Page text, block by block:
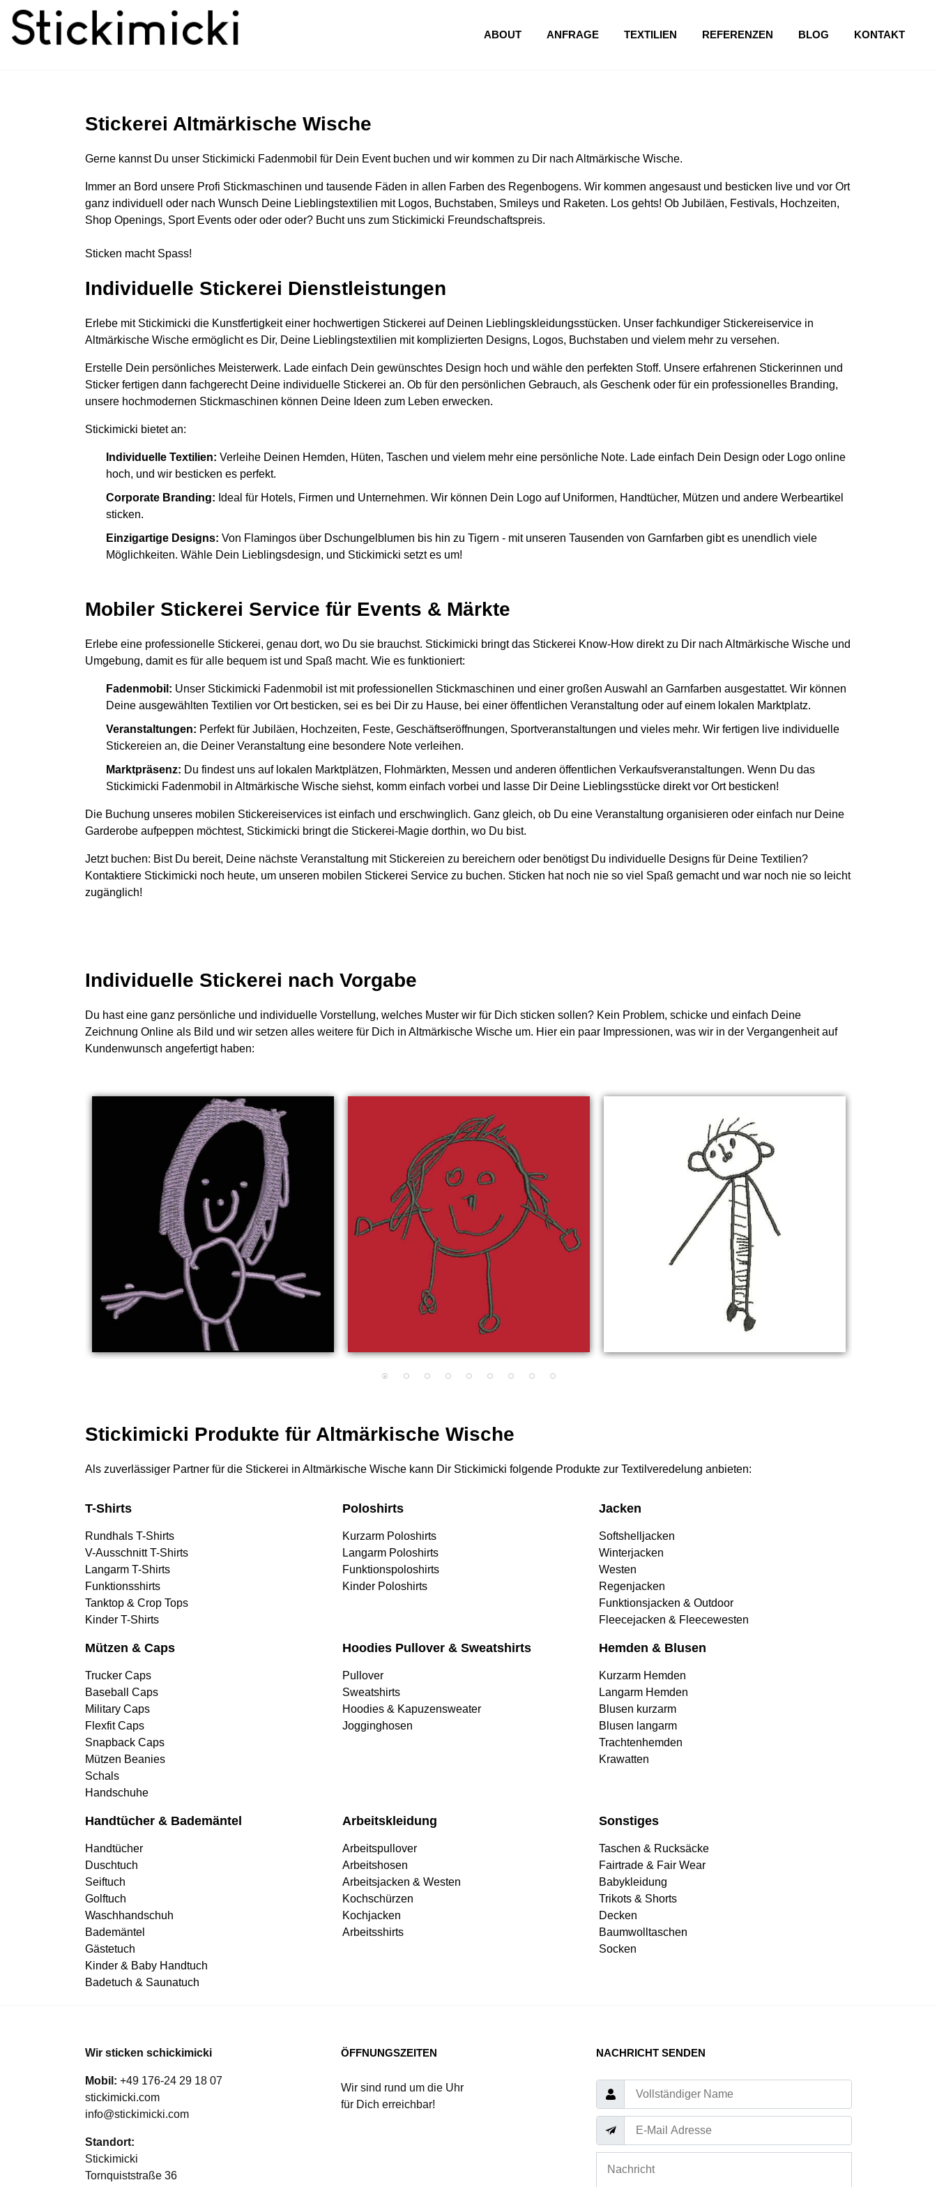
ABOUT ANFRAGE TEXTILIEN REFERENZEN BLOG KONTAKT
Stickerei Altmärkische Wische
Gerne kannst Du unser Stickimicki Fadenmobil für Dein Event buchen und wir kommen zu Dir nach Altmärkische Wische.
Immer an Bord unsere Profi Stickmaschinen und tausende Fäden in allen Farben des Regenbogens. Wir kommen angesaust und besticken live und vor Ort
ganz individuell oder nach Wunsch Deine Lieblingstextilien mit Logos, Buchstaben, Smileys und Raketen. Los gehts! Ob Jubiläen, Festivals, Hochzeiten,
Shop Openings, Sport Events oder oder oder? Bucht uns zum Stickimicki Freundschaftspreis.
Sticken macht Spass!
Individuelle Stickerei Dienstleistungen
Erlebe mit Stickimicki die Kunstfertigkeit einer hochwertigen Stickerei auf Deinen Lieblingskleidungsstücken. Unser fachkundiger Stickereiservice in
Altmärkische Wische ermöglicht es Dir, Deine Lieblingstextilien mit komplizierten Designs, Logos, Buchstaben und vielem mehr zu versehen.
Erstelle Dein persönliches Meisterwerk. Lade einfach Dein gewünschtes Design hoch und wähle den perfekten Stoff. Unsere erfahrenen Stickerinnen und
Sticker fertigen dann fachgerecht Deine individuelle Stickerei an. Ob für den persönlichen Gebrauch, als Geschenk oder für ein professionelles Branding,
unsere hochmodernen Stickmaschinen können Deine Ideen zum Leben erwecken.
Stickimicki bietet an:
Individuelle Textilien: Verleihe Deinen Hemden, Hüten, Taschen und vielem mehr eine persönliche Note. Lade einfach Dein Design oder Logo online
hoch, und wir besticken es perfekt.
Corporate Branding: Ideal für Hotels, Firmen und Unternehmen. Wir können Dein Logo auf Uniformen, Handtücher, Mützen und andere Werbeartikel
sticken.
Einzigartige Designs: Von Flamingos über Dschungelblumen bis hin zu Tigern - mit unseren Tausenden von Garnfarben gibt es unendlich viele
Möglichkeiten. Wähle Dein Lieblingsdesign, und Stickimicki setzt es um!
Mobiler Stickerei Service für Events & Märkte
Erlebe eine professionelle Stickerei, genau dort, wo Du sie brauchst. Stickimicki bringt das Stickerei Know-How direkt zu Dir nach Altmärkische Wische und
Umgebung, damit es für alle bequem ist und Spaß macht. Wie es funktioniert:
Fadenmobil: Unser Stickimicki Fadenmobil ist mit professionellen Stickmaschinen und einer großen Auswahl an Garnfarben ausgestattet. Wir können
Deine ausgewählten Textilien vor Ort besticken, sei es bei Dir zu Hause, bei einer öffentlichen Veranstaltung oder auf einem lokalen Marktplatz.
Veranstaltungen: Perfekt für Jubiläen, Hochzeiten, Feste, Geschäftseröffnungen, Sportveranstaltungen und vieles mehr. Wir fertigen live individuelle
Stickereien an, die Deiner Veranstaltung eine besondere Note verleihen.
Marktpräsenz: Du findest uns auf lokalen Marktplätzen, Flohmärkten, Messen und anderen öffentlichen Verkaufsveranstaltungen. Wenn Du das
Stickimicki Fadenmobil in Altmärkische Wische siehst, komm einfach vorbei und lasse Dir Deine Lieblingsstücke direkt vor Ort besticken!
Die Buchung unseres mobilen Stickereiservices ist einfach und erschwinglich. Ganz gleich, ob Du eine Veranstaltung organisieren oder einfach nur Deine
Garderobe aufpeppen möchtest, Stickimicki bringt die Stickerei-Magie dorthin, wo Du bist.
Jetzt buchen: Bist Du bereit, Deine nächste Veranstaltung mit Stickereien zu bereichern oder benötigst Du individuelle Designs für Deine Textilien?
Kontaktiere Stickimicki noch heute, um unseren mobilen Stickerei Service zu buchen. Sticken hat noch nie so viel Spaß gemacht und war noch nie so leicht
zugänglich!
Individuelle Stickerei nach Vorgabe
Du hast eine ganz persönliche und individuelle Vorstellung, welches Muster wir für Dich sticken sollen? Kein Problem, schicke und einfach Deine
Zeichnung Online als Bild und wir setzen alles weitere für Dich in Altmärkische Wische um. Hier ein paar Impressionen, was wir in der Vergangenheit auf
Kundenwunsch angefertigt haben:
Stickimicki Produkte für Altmärkische Wische
Als zuverlässiger Partner für die Stickerei in Altmärkische Wische kann Dir Stickimicki folgende Produkte zur Textilveredelung anbieten:
T-Shirts
Rundhals T-Shirts
V-Ausschnitt T-Shirts
Langarm T-Shirts
Funktionsshirts
Tanktop & Crop Tops
Kinder T-Shirts
Poloshirts
Kurzarm Poloshirts
Langarm Poloshirts
Funktionspoloshirts
Kinder Poloshirts
Jacken
Softshelljacken
Winterjacken
Westen
Regenjacken
Funktionsjacken & Outdoor
Fleecejacken & Fleecewesten
Mützen & Caps
Trucker Caps
Baseball Caps
Military Caps
Flexfit Caps
Snapback Caps
Mützen Beanies
Schals
Handschuhe
Hoodies Pullover & Sweatshirts
Pullover
Sweatshirts
Hoodies & Kapuzensweater
Jogginghosen
Hemden & Blusen
Kurzarm Hemden
Langarm Hemden
Blusen kurzarm
Blusen langarm
Trachtenhemden
Krawatten
Handtücher & Bademäntel
Handtücher
Duschtuch
Seiftuch
Golftuch
Waschhandschuh
Bademäntel
Gästetuch
Kinder & Baby Handtuch
Badetuch & Saunatuch
Arbeitskleidung
Arbeitspullover
Arbeitshosen
Arbeitsjacken & Westen
Kochschürzen
Kochjacken
Arbeitsshirts
Sonstiges
Taschen & Rucksäcke
Fairtrade & Fair Wear
Babykleidung
Trikots & Shorts
Decken
Baumwolltaschen
Socken
Wir sticken schickimicki
Mobil: +49 176-24 29 18 07
stickimicki.com
info@stickimicki.com
Standort:
Stickimicki
Tornquiststraße 36
ÖFFNUNGSZEITEN
Wir sind rund um die Uhr
für Dich erreichbar!
NACHRICHT SENDEN